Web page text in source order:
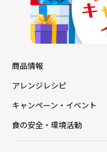
商品情報
アレンジレシピ
キャンペーン・イベント
食の安全・環境活動